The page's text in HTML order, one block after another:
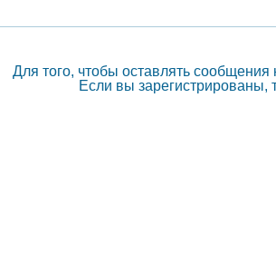
Для того, чтобы оставлять
Если вы зарегистрированы,